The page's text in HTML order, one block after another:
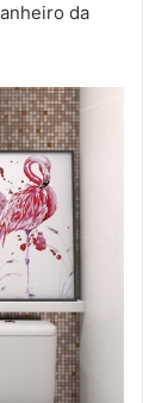
da